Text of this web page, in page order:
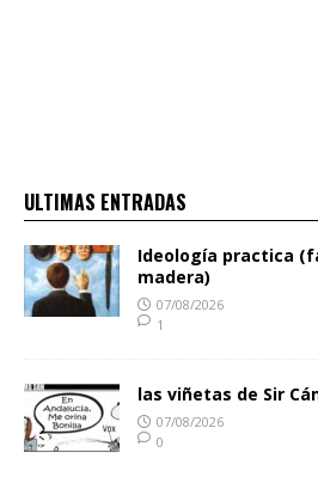
ULTIMAS ENTRADAS
Ideología practica
madera)
07/08/2026
1
las viñetas de Sir
07/08/2026
0